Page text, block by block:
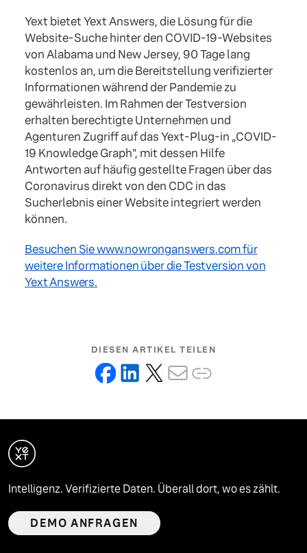
Yext bietet Yext Answers, die Lösung für die
Website-Suche hinter den COVID-19-Websites
von Alabama und New Jersey, 90 Tage lang
kostenlos an, um die Bereitstellung verifizierter
Informationen während der Pandemie zu
gewährleisten. Im Rahmen der Testversion
erhalten berechtigte Unternehmen und
Agenturen Zugriff auf das Yext-Plug-in „COVID-
19 Knowledge Graph", mit dessen Hilfe
Antworten auf häufig gestellte Fragen über das
Coronavirus direkt von den CDC in das
Sucherlebnis einer Website integriert werden
können.
Besuchen Sie www.nowronganswers.com für
weitere Informationen über die Testversion von
Yext Answers.
DIESEN ARTIKEL TEILEN
Intelligenz. Verifizierte Daten. Überall dort, wo es zählt.
DEMO ANFRAGEN